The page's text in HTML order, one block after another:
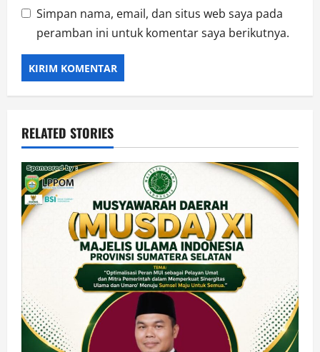
Simpan nama, email, dan situs web saya pada
peramban ini untuk komentar saya berikutnya.
RELATED STORIES